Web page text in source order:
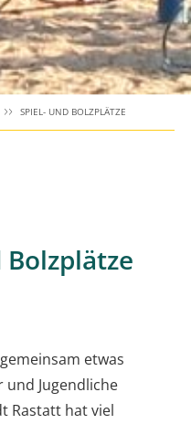
SPIEL- UND BOLZPLÄTZE
etwas
Jugendliche
Rastatt hat viel